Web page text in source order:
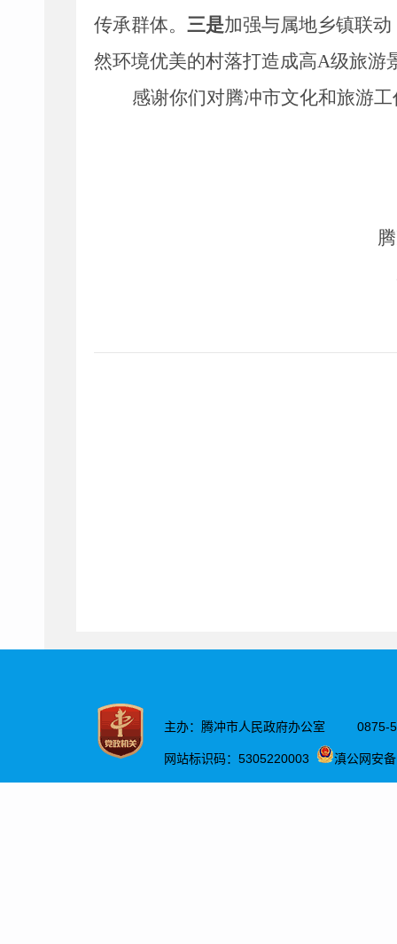
传承群体。三是加强与属地乡镇联
然环境优美的村落打造成高A级旅游
感谢你们对腾冲市文化和旅游